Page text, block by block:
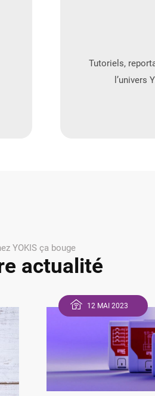
Tutoriels,
l’univers
YOKIS ça bouge
actualité
12 MAI 2023